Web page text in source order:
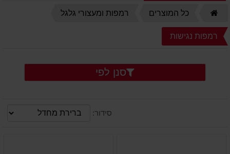
כל המוצרים רמפות ומעצורי גלגל
רמפות נגישות
סנן לפי
סידור: